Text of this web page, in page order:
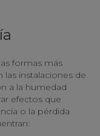
formas más
instalaciones de
a la humedad
efectos que
o la pérdida